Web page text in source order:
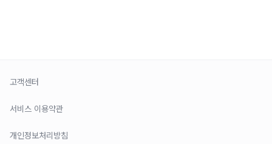
고객센터
서비스 이용약관
개인정보처리방침